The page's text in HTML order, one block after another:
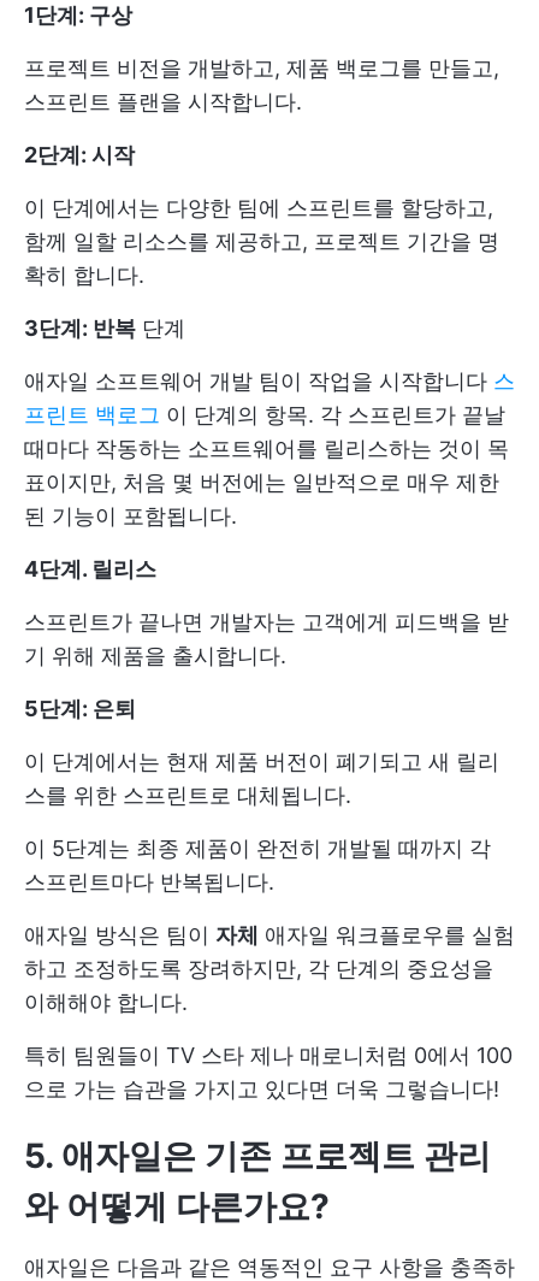
1단계: 구상
프로젝트 비전을 개발하고, 제품 백로그를 만들고,
스프린트 플랜을 시작합니다.
2단계: 시작
이 단계에서는 다양한 팀에 스프린트를 할당하고,
함께 일할 리소스를 제공하고, 프로젝트 기간을 명
확히 합니다.
3단계: 반복 단계
애자일 소프트웨어 개발 팀이 작업을 시작합니다 스
프린트 백로그 이 단계의 항목. 각 스프린트가 끝날
때마다 작동하는 소프트웨어를 릴리스하는 것이 목
표이지만, 처음 몇 버전에는 일반적으로 매우 제한
된 기능이 포함됩니다.
4단계. 릴리스
스프린트가 끝나면 개발자는 고객에게 피드백을 받
기 위해 제품을 출시합니다.
5단계: 은퇴
이 단계에서는 현재 제품 버전이 폐기되고 새 릴리
스를 위한 스프린트로 대체됩니다.
이 5단계는 최종 제품이 완전히 개발될 때까지 각
스프린트마다 반복됩니다.
애자일 방식은 팀이 자체 애자일 워크플로우를 실험
하고 조정하도록 장려하지만, 각 단계의 중요성을
이해해야 합니다.
특히 팀원들이 TV 스타 제나 매로니처럼 0에서 100
으로 가는 습관을 가지고 있다면 더욱 그렇습니다!
5. 애자일은 기존 프로젝트 관리
와 어떻게 다른가요?
애자일은 다음과 같은 역동적인 요구 사항을 충족하